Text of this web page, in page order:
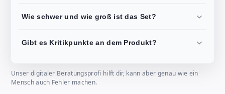
Wie schwer und wie groß ist das Set?
Gibt es Kritikpunkte an dem Produkt?
Unser digitaler Beratungsprofi hilft dir, kann aber genau wie ein
Mensch auch Fehler machen.